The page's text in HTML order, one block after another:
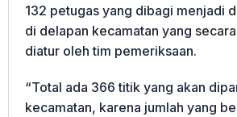
132 petugas yang dibagi menjadi
di delapan kecamatan yang
diatur oleh tim pemeriksaan.
“Total ada 366 titik yang akan
kecamatan, karena jumlah yang